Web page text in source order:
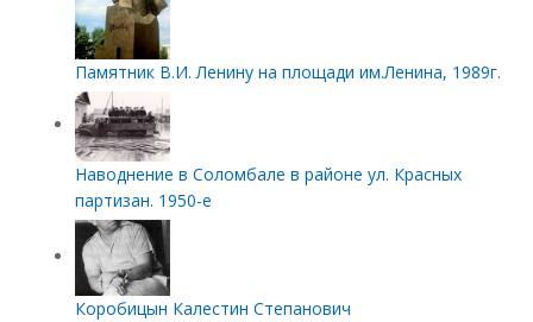
Памятник В.И. Ленину на площади им.Ленина, 1989г.
Наводнение в Соломбале в районе ул. Красных
партизан. 1950-е
Коробицын Калестин Степанович